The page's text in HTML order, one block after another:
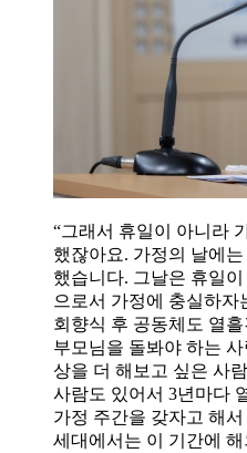
“그래서 휴일이 아니라
했잖아요. 가정의 날에
했습니다. 그날은 휴일
으로서 가정에 충실하자
회향식 후 공동체도 열
부모님을 돌봐야 하는
상을 더 해보고 싶은 사
사람도 있어서 3년마다
가정 주간을 갖자고 해
세대에서는 이 기간에